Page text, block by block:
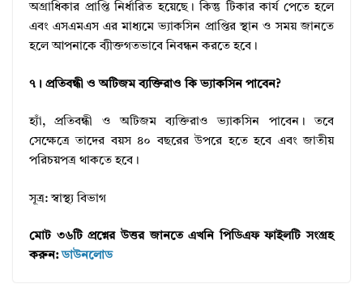
অগ্রাধিকার প্রাপ্তি নির্ধারিত হয়েছে। কিন্তু টিকার কার্য পেতে হলে
এবং এসএমএস এর মাধ্যমে ভ্যাকসিন প্রাপ্তির স্থান ও সময় জানতে
হলে আপনাকে ব্যীক্তগতভাবে নিবন্ধন করতে হবে।
৭। প্রতিবন্ধী ও অটিজম ব্যক্তিরাও কি ভ্যাকসিন পাবেন?
হ্যাঁ, প্রতিবন্ধী ও অটিজম ব্যক্তিরাও ভ্যাকসিন পাবেন। তবে
সেক্ষেত্রে তাদের বয়স ৪০ বছরের উপরে হতে হবে এবং জাতীয়
পরিচয়পত্র থাকতে হবে।
সূত্র: স্বাস্থ্য বিভাগ
মোট ৩৬টি প্রশ্নের উত্তর জানতে এখনি পিডিএফ ফাইলটি সংগ্রহ
করুন:ডাউনলোড